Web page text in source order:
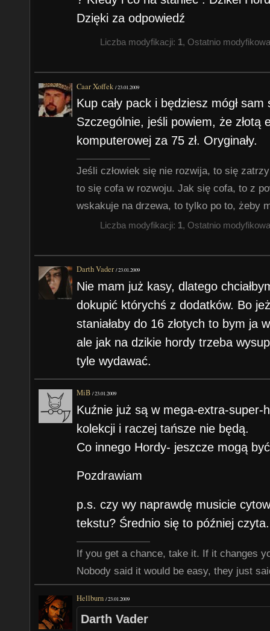
Dzięki za odpowiedź
Liczba modyfikacji: 1, Ostatnio
Caar Xoffek /23.01.2009
Kup cały pack i będziesz mógł
Szczególnie, jeśli powiem, że złotą
komputerowej za 75 zł. Oryginały.
Jeśli człowiek się nie rozwija, to się
to się cofa w rozwoju. Jak się cofa, to z
wskakuje na drzewa, to tylko po to, żeby
Liczba modyfikacji: 1, Ostatnio
Darth Vader /23.01.2009
Nie mam już kasy, dlatego
dokupić którychś z dodatków. Bo
staniałaby do 16 złotych to bym ja
ale jak na dzikie hordy trzeba
tyle wydawać.
MiB /23.01.2009
Kuźnie już są w mega-extra-super-
kolekcji i raczej tańsze nie będą.
Co innego Hordy- jeszcze mogą
Pozdrawiam
p.s. czy wy naprawdę musicie
tekstu? Średnio się to później
If you get a chance, take it. If it changes
Nobody said it would be easy, they just
Hellburn /23.01.2009
Darth Vader